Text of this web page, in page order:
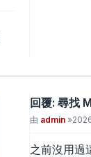
回覆: 尋找
文章
由 admin »
之前沒用過